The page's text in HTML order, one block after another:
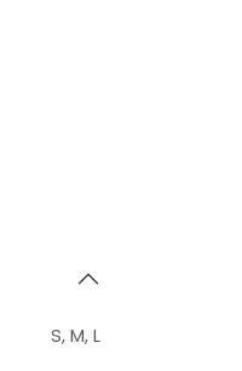
S,M,L